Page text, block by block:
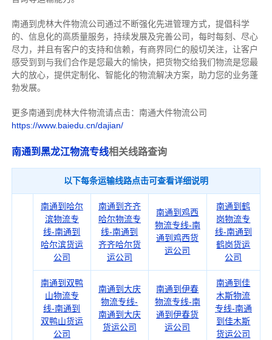
南通到虎林大件物流公司通过不断强化先进管理方式，提倡科学
的、信息化的高质量服务，持续发展及完善公司，每时每刻、尽心
尽力， 并且有客户的支持和信赖，有商界同仁的殷切关注， 让客户
感受到到与我们合作是您最大的愉快，把货物交给我们物流是您最
大的放心， 提供定制化、智能化的物流解决方案，助力您的业务蓬
勃发展。
更多南通到虎林大件物流请点击：南通大件物流公司
https://www.baiedu.cn/dajian/
南通到黑龙江物流专线相关线路查询
以下每条运输线路点击可查看详细说明
南通到哈尔
滨物流专
线-南通到
哈尔滨货运
公司
南通到齐齐
哈尔物流专
线-南通到
齐齐哈尔货
运公司
南通到鸡西
物流专线-南
通到鸡西货
运公司
南通到鹤
岗物流专
线-南通到
鹤岗货运
公司
南通到双鸭
山物流专
线-南通到
双鸭山货运
公司
南通到大庆
物流专线-
南通到大庆
货运公司
南通到伊春
物流专线-南
通到伊春货
运公司
南通到佳
木斯物流
专线-南通
到佳木斯
货运公司